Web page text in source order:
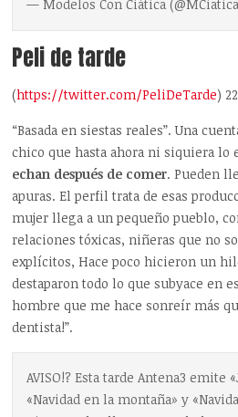
— Modelos Con Ciática
Peli de tarde
(https://twitter.com/PeliDeTarde)
“Basada en siestas reales”. Una
chico que hasta ahora ni siquiera lo
echan después de comer. Pueden
apuras. El perfil trata de esas
mujer llega a un pequeño pueblo,
relaciones tóxicas, niñeras que no
explícitos, Hace poco hicieron un
destaparon todo lo que subyace en
hombre que me hace sonreír más
dentista!”.
AVISO!? Esta tarde Antena3 emite
«Navidad en la montaña» y